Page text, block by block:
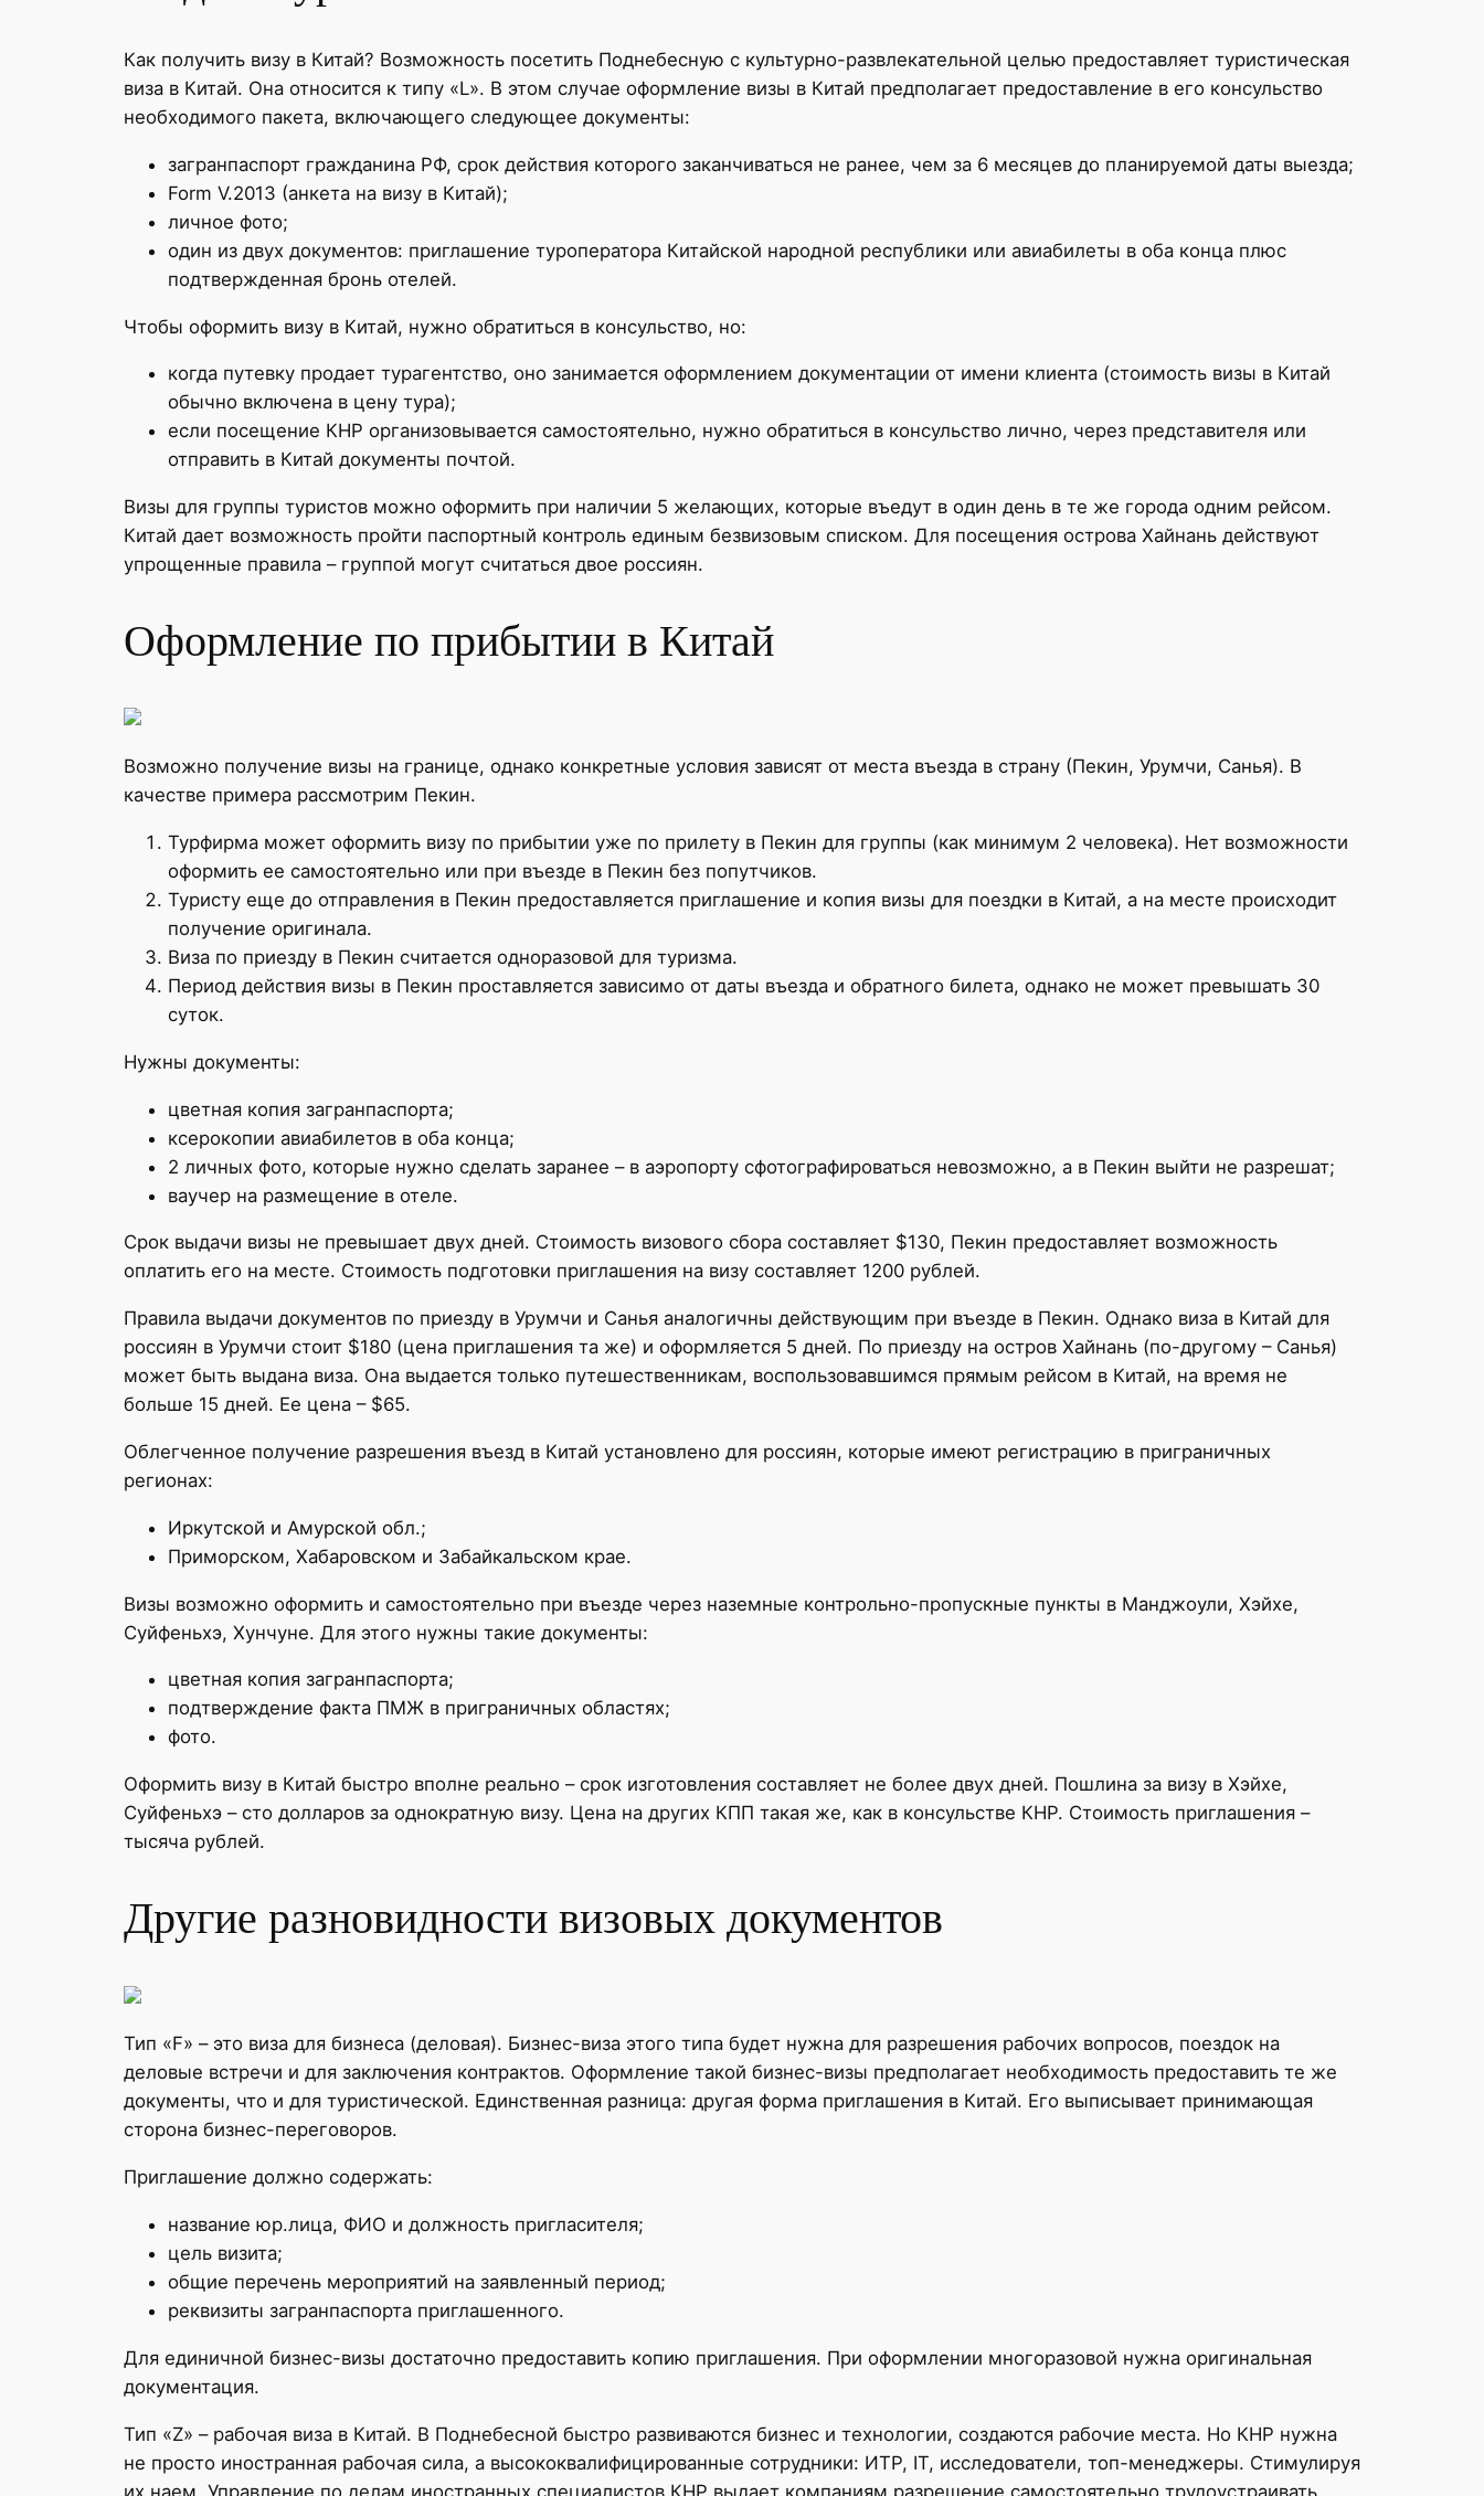
Как получить визу в Китай? Возможность посетить Поднебесную с культурно-развлекательной целью предоставляет туристическая
виза в Китай. Она относится к типу «L». В этом случае оформление визы в Китай предполагает предоставление в его консульство
необходимого пакета, включающего следующее документы:
загранпаспорт гражданина РФ, срок действия которого заканчиваться не ранее, чем за 6 месяцев до планируемой даты выезда;
Form V.2013 (анкета на визу в Китай);
личное фото;
один из двух документов: приглашение туроператора Китайской народной республики или авиабилеты в оба конца плюс
подтвержденная бронь отелей.
Чтобы оформить визу в Китай, нужно обратиться в консульство, но:
когда путевку продает турагентство, оно занимается оформлением документации от имени клиента (стоимость визы в Китай
обычно включена в цену тура);
если посещение КНР организовывается самостоятельно, нужно обратиться в консульство лично, через представителя или
отправить в Китай документы почтой.
Визы для группы туристов можно оформить при наличии 5 желающих, которые въедут в один день в те же города одним рейсом.
Китай дает возможность пройти паспортный контроль единым безвизовым списком. Для посещения острова Хайнань действуют
упрощенные правила – группой могут считаться двое россиян.
Оформление по прибытии в Китай
Возможно получение визы на границе, однако конкретные условия зависят от места въезда в страну (Пекин, Урумчи, Санья). В
качестве примера рассмотрим Пекин.
Турфирма может оформить визу по прибытии уже по прилету в Пекин для группы (как минимум 2 человека). Нет возможности
оформить ее самостоятельно или при въезде в Пекин без попутчиков.
Туристу еще до отправления в Пекин предоставляется приглашение и копия визы для поездки в Китай, а на месте происходит
получение оригинала.
Виза по приезду в Пекин считается одноразовой для туризма.
Период действия визы в Пекин проставляется зависимо от даты въезда и обратного билета, однако не может превышать 30
суток.
Нужны документы:
цветная копия загранпаспорта;
ксерокопии авиабилетов в оба конца;
2 личных фото, которые нужно сделать заранее – в аэропорту сфотографироваться невозможно, а в Пекин выйти не разрешат;
ваучер на размещение в отеле.
Срок выдачи визы не превышает двух дней. Стоимость визового сбора составляет $130, Пекин предоставляет возможность
оплатить его на месте. Стоимость подготовки приглашения на визу составляет 1200 рублей.
Правила выдачи документов по приезду в Урумчи и Санья аналогичны действующим при въезде в Пекин. Однако виза в Китай для
россиян в Урумчи стоит $180 (цена приглашения та же) и оформляется 5 дней. По приезду на остров Хайнань (по-другому – Санья)
может быть выдана виза. Она выдается только путешественникам, воспользовавшимся прямым рейсом в Китай, на время не
больше 15 дней. Ее цена – $65.
Облегченное получение разрешения въезд в Китай установлено для россиян, которые имеют регистрацию в приграничных
регионах:
Иркутской и Амурской обл.;
Приморском, Хабаровском и Забайкальском крае.
Визы возможно оформить и самостоятельно при въезде через наземные контрольно-пропускные пункты в Манджоули, Хэйхе,
Суйфеньхэ, Хунчуне. Для этого нужны такие документы:
цветная копия загранпаспорта;
подтверждение факта ПМЖ в приграничных областях;
фото.
Оформить визу в Китай быстро вполне реально – срок изготовления составляет не более двух дней. Пошлина за визу в Хэйхе,
Суйфеньхэ – сто долларов за однократную визу. Цена на других КПП такая же, как в консульстве КНР. Стоимость приглашения –
тысяча рублей.
Другие разновидности визовых документов
Тип «F» – это виза для бизнеса (деловая). Бизнес-виза этого типа будет нужна для разрешения рабочих вопросов, поездок на
деловые встречи и для заключения контрактов. Оформление такой бизнес-визы предполагает необходимость предоставить те же
документы, что и для туристической. Единственная разница: другая форма приглашения в Китай. Его выписывает принимающая
сторона бизнес-переговоров.
Приглашение должно содержать:
название юр.лица, ФИО и должность пригласителя;
цель визита;
общие перечень мероприятий на заявленный период;
реквизиты загранпаспорта приглашенного.
Для единичной бизнес-визы достаточно предоставить копию приглашения. При оформлении многоразовой нужна оригинальная
документация.
Тип «Z» – рабочая виза в Китай. В Поднебесной быстро развиваются бизнес и технологии, создаются рабочие места. Но КНР нужна
не просто иностранная рабочая сила, а высококвалифицированные сотрудники: ИТР, IТ, исследователи, топ-менеджеры. Стимулируя
их наем, Управление по делам иностранных специалистов КНР выдает компаниям разрешение самостоятельно трудоустраивать